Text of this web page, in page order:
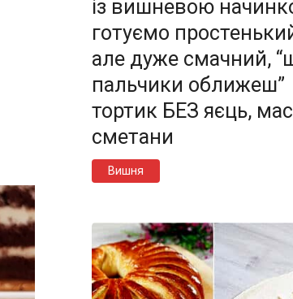
із вишневою
готуємо
але дуже смачний,
пальчики оближеш”
тортик БЕЗ яєць,
сметани
Вишня